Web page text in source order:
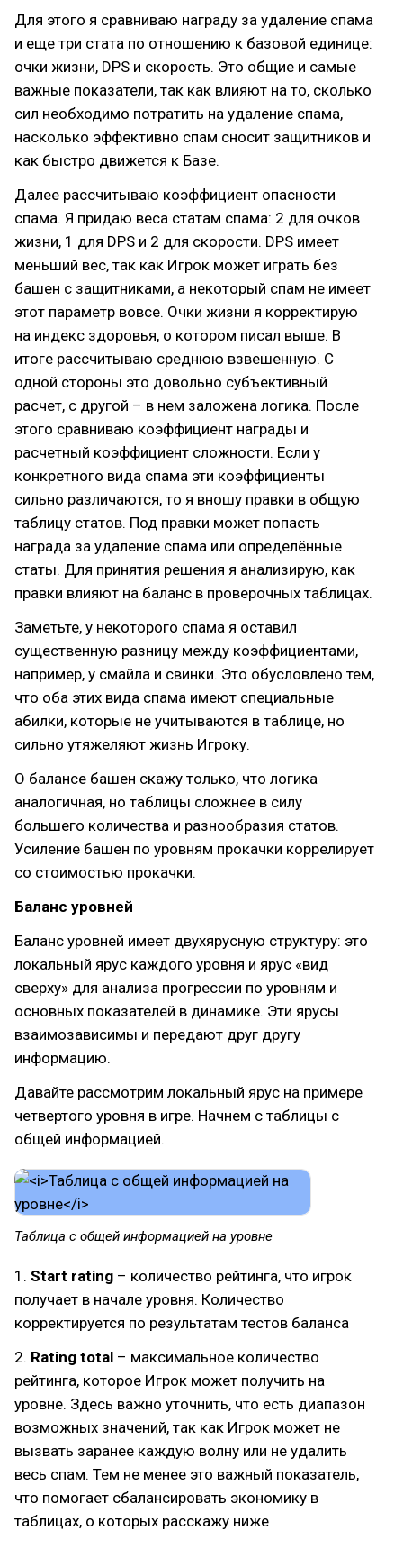
Для этого я сравниваю награду за удаление спама
и еще три стата по отношению к базовой единице:
очки жизни, DPS и скорость. Это общие и самые
важные показатели, так как влияют на то, сколько
сил необходимо потратить на удаление спама,
насколько эффективно спам сносит защитников и
как быстро движется к Базе.
Далее рассчитываю коэффициент опасности
спама. Я придаю веса статам спама: 2 для очков
жизни, 1 для DPS и 2 для скорости. DPS имеет
меньший вес, так как Игрок может играть без
башен с защитниками, а некоторый спам не имеет
этот параметр вовсе. Очки жизни я корректирую
на индекс здоровья, о котором писал выше. В
итоге рассчитываю среднюю взвешенную. С
одной стороны это довольно субъективный
расчет, с другой – в нем заложена логика. После
этого сравниваю коэффициент награды и
расчетный коэффициент сложности. Если у
конкретного вида спама эти коэффициенты
сильно различаются, то я вношу правки в общую
таблицу статов. Под правки может попасть
награда за удаление спама или определённые
статы. Для принятия решения я анализирую, как
правки влияют на баланс в проверочных таблицах.
Заметьте, у некоторого спама я оставил
существенную разницу между коэффициентами,
например, у смайла и свинки. Это обусловлено тем,
что оба этих вида спама имеют специальные
абилки, которые не учитываются в таблице, но
сильно утяжеляют жизнь Игроку.
О балансе башен скажу только, что логика
аналогичная, но таблицы сложнее в силу
большего количества и разнообразия статов.
Усиление башен по уровням прокачки коррелирует
со стоимостью прокачки.
Баланс уровней
Баланс уровней имеет двухярусную структуру: это
локальный ярус каждого уровня и ярус «вид
сверху» для анализа прогрессии по уровням и
основных показателей в динамике. Эти ярусы
взаимозависимы и передают друг другу
информацию.
Давайте рассмотрим локальный ярус на примере
четвертого уровня в игре. Начнем с таблицы с
общей информацией.
Таблица с общей информацией на уровне
1. Start rating – количество рейтинга, что игрок
получает в начале уровня. Количество
корректируется по результатам тестов баланса
2. Rating total – максимальное количество
рейтинга, которое Игрок может получить на
уровне. Здесь важно уточнить, что есть диапазон
возможных значений, так как Игрок может не
вызвать заранее каждую волну или не удалить
весь спам. Тем не менее это важный показатель,
что помогает сбалансировать экономику в
таблицах, о которых расскажу ниже